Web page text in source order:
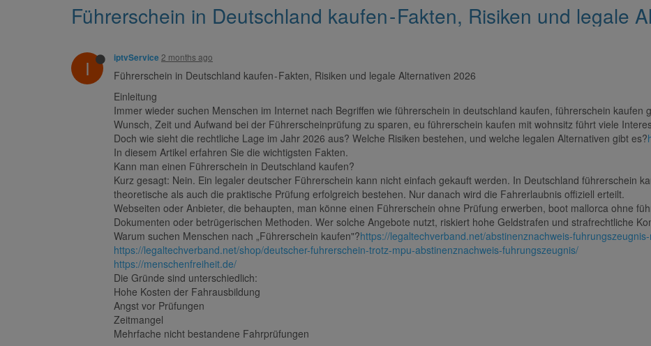
Führerschein in Deutschland kaufen - Fakten, Risiken und legale
I iptvService 2 months ago
Führerschein in Deutschland kaufen - Fakten, Risiken und legale Alternativen 2026
Einleitung
Immer wieder suchen Menschen im Internet nach Begriffen wie führerschein in deutschland kaufen, führerschein
Wunsch, Zeit und Aufwand bei der Führerscheinprüfung zu sparen, eu führerschein kaufen mit wohnsitz führt viele
Doch wie sieht die rechtliche Lage im Jahr 2026 aus? Welche Risiken bestehen, und welche legalen Alternativen gibt es?
In diesem Artikel erfahren Sie die wichtigsten Fakten.
Kann man einen Führerschein in Deutschland kaufen?
Kurz gesagt: Nein. Ein legaler deutscher Führerschein kann nicht einfach gekauft werden. In Deutschland führerschein
theoretische als auch die praktische Prüfung erfolgreich bestehen. Nur danach wird die Fahrerlaubnis offiziell erteilt.
Webseiten oder Anbieter, die behaupten, man könne einen Führerschein ohne Prüfung erwerben, boot mallorca ohne
Dokumenten oder betrügerischen Methoden. Wer solche Angebote nutzt, riskiert hohe Geldstrafen und strafrechtliche
Warum suchen Menschen nach „Führerschein kaufen"?https://legaltechverband.net/abstinenznachweis-
https://legaltechverband.net/shop/deutscher-fuhrerschein-trotz-mpu-abstinenznachweis-fuhrungszeugnis/
https://menschenfreiheit.de/
Die Gründe sind unterschiedlich:
Hohe Kosten der Fahrausbildung
Angst vor Prüfungen
Zeitmangel
Mehrfache nicht bestandene Fahrprüfungen